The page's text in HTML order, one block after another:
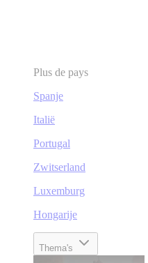
Plus de pays
Spanje
Italië
Portugal
Zwitserland
Luxemburg
Hongarije
Thema's